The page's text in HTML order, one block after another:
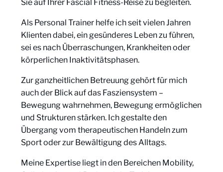
Sie auf Ihrer Fascial Fitness-Reise zu begleiten.
Als Personal Trainer helfe ich seit vielen Jahren
Klienten dabei, ein gesünderes Leben zu führen,
sei es nach Überraschungen, Krankheiten oder
körperlichen Inaktivitätsphasen.
Zur ganzheitlichen Betreuung gehört für mich
auch der Blick auf das Fasziensystem –
Bewegung wahrnehmen, Bewegung ermöglichen
und Strukturen stärken. Ich gestalte den
Übergang vom therapeutischen Handeln zum
Sport oder zur Bewältigung des Alltags.
Meine Expertise liegt in den Bereichen Mobility,